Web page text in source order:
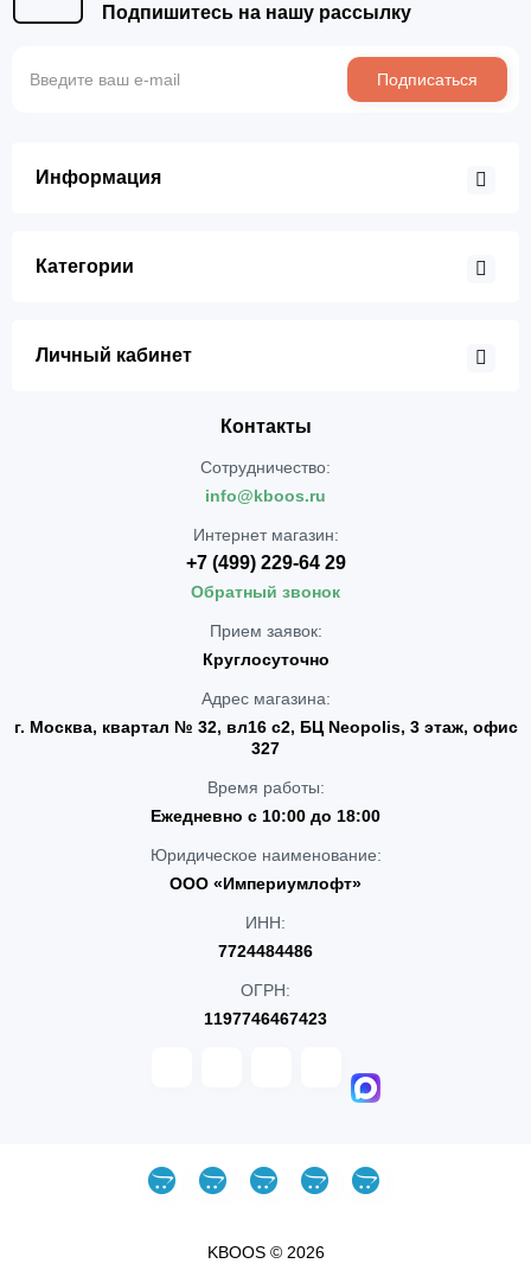
Подпишитесь на нашу рассылку
Подписаться
Информация
Категории
Личный кабинет
Контакты
Сотрудничество:
info@kboos.ru
Интернет магазин:
+7 (499) 229-64 29
Обратный звонок
Прием заявок:
Круглосуточно
Адрес магазина:
г. Москва, квартал № 32, вл16 с2, БЦ Neopolis, 3 этаж, офис
327
Время работы:
Ежедневно с 10:00 до 18:00
Юридическое наименование:
ООО «Империумлофт»
ИНН:
7724484486
ОГРН:
1197746467423
KBOOS © 2026